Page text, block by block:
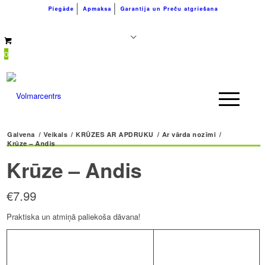
Piegāde Apmaksa Garantija un Preču atgriešana
0
Galvena / Veikals / KRŪZES AR APDRUKU / Ar vārda nozīmi /
Krūze – Andis
Krūze – Andis
€7.99
Praktiska un atmiņā paliekoša dāvana!